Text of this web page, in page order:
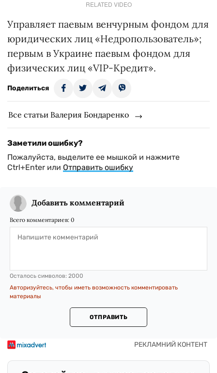
RELATED VIDEO
Управляет паевым венчурным фондом для
юридических лиц «Недропользователь»;
первым в Украине паевым фондом для
физических лиц «VIP-Кредит».
Поделиться
Все статьи Валерия Бондаренко
Заметили ошибку?
Пожалуйста, выделите ее мышкой и нажмите
Ctrl+Enter или Отправить ошибку
Добавить комментарий
Всего комментариев: 0
Осталось символов: 2000
Авторизуйтесь, чтобы иметь возможность комментировать
материалы
ОТПРАВИТЬ